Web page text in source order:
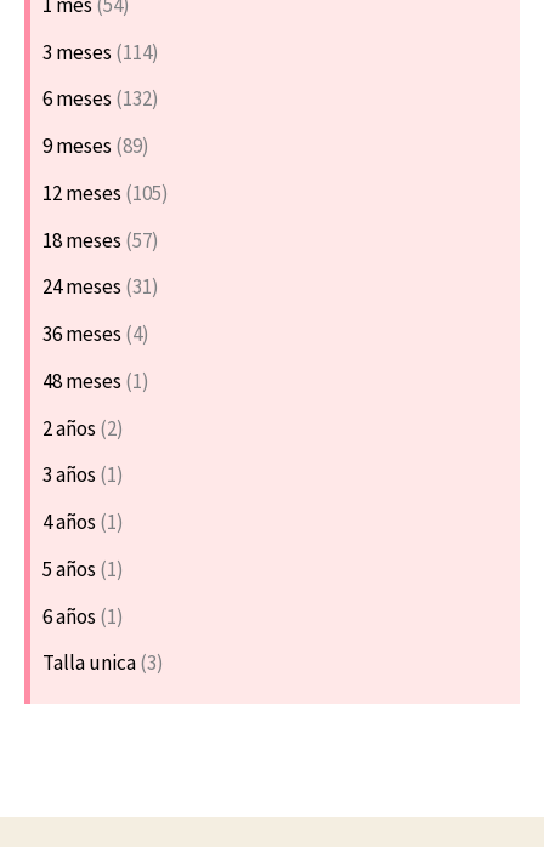
3 meses (114)
6 meses (132)
9 meses (89)
12 meses (105)
18 meses (57)
24 meses (31)
36 meses (4)
48 meses (1)
2 años (2)
3 años (1)
4 años (1)
5 años (1)
6 años (1)
Talla unica(3)